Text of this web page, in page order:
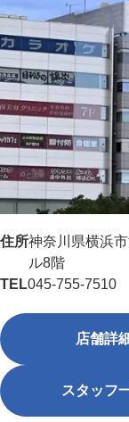
住所神奈川県横浜
ル8階
TEL045-755-7510
店舗詳
スタッフ